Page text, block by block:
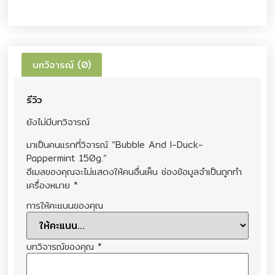
บทวิจารณ์ (0)
รีวิว
ยังไม่มีบทวิจารณ์
มาเป็นคนแรกที่วิจารณ์ “Bubble And I-Duck-
Pappermint 150g.”
อีเมลของคุณจะไม่แสดงให้คนอื่นเห็น ช่องข้อมูลจำเป็นถูกทำ
เครื่องหมาย *
การให้คะแนนของคุณ
บทวิจารณ์ของคุณ *